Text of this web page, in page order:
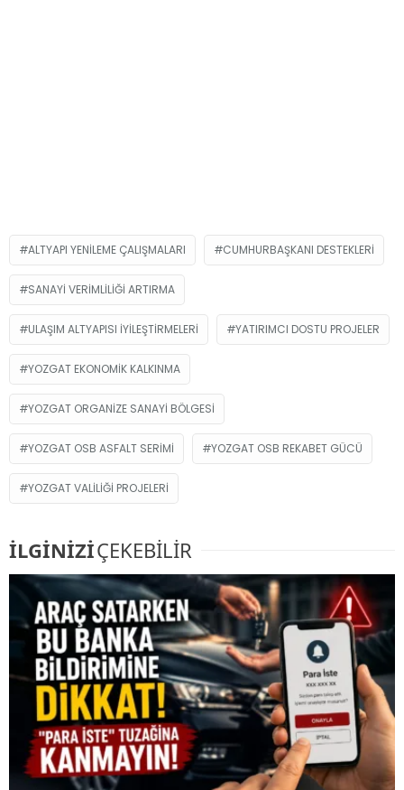
ALTYAPI YENILEME ÇALIŞMALARI CUMHURBAŞKANI DESTEKLERI
SANAYI VERIMLILIĞI ARTIRMA
ULAŞIM ALTYAPISI IYILEŞTIRMELERI YATIRIMCI DOSTU PROJELER
YOZGAT EKONOMIK KALKINMA
YOZGAT ORGANIZE SANAYI BÖLGESI
YOZGAT OSB ASFALT SERIMI YOZGAT OSB REKABET GÜCÜ
YOZGAT VALILIĞI PROJELERI
İLGİNİZİÇEKEBİLİR